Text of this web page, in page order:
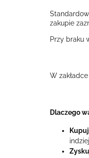
zakupie
Przy braku
W
Dlaczego